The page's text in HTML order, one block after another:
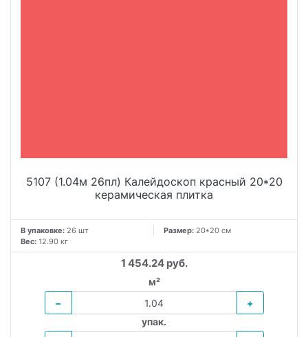
5107 (1.04м 26пл) Калейдоскоп красный 20*20
керамическая плитка
В упаковке: 26 шт Размер: 20*20 см
Вес: 12.90 кг
1 454.24 руб.
м²
−
+
упак.